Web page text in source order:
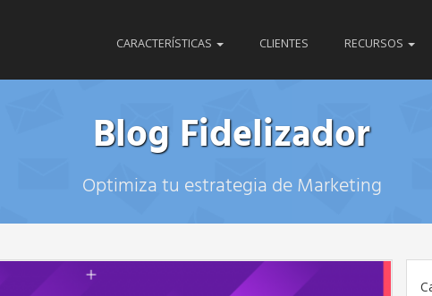
CARACTERÍSTICAS CLIENTES RECURSOS
Blog Fidelizador
Optimiza tu estrategia de Marketing